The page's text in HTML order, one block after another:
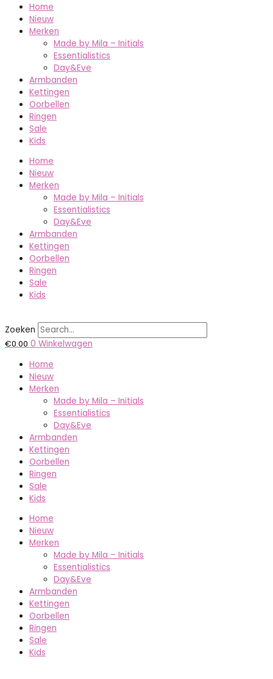
Home
Nieuw
Merken
Made by Mila – Initials
Essentialistics
Day&Eve
Armbanden
Kettingen
Oorbellen
Ringen
Sale
Kids
Home
Nieuw
Merken
Made by Mila – Initials
Essentialistics
Day&Eve
Armbanden
Kettingen
Oorbellen
Ringen
Sale
Kids
Zoeken
€0.00 0 Winkelwagen
Home
Nieuw
Merken
Made by Mila – Initials
Essentialistics
Day&Eve
Armbanden
Kettingen
Oorbellen
Ringen
Sale
Kids
Home
Nieuw
Merken
Made by Mila – Initials
Essentialistics
Day&Eve
Armbanden
Kettingen
Oorbellen
Ringen
Sale
Kids